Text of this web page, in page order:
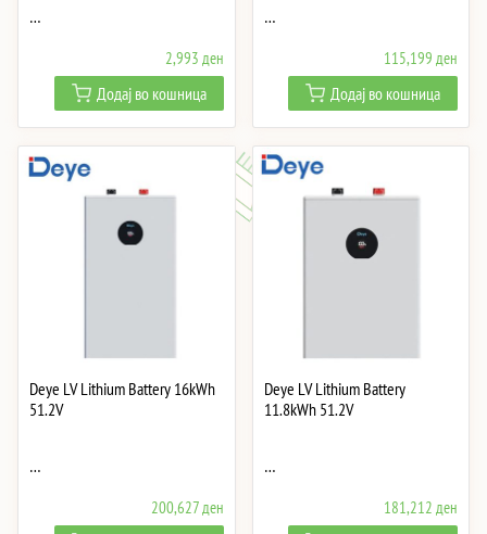
…
2,993 ден
Додај во кошница
…
115,199 ден
Додај во кошница
Deye LV Lithium Battery 16kWh
51.2V
…
200,627ден
Deye LV Lithium Battery
11.8kWh 51.2V
…
181,212 ден